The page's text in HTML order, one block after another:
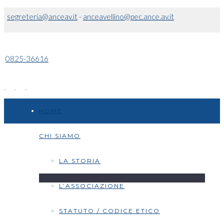
segreteria@anceav.it- anceavellino@pec.ance.av.it
0825-36616
CHI SIAMO
LA STORIA
L’ASSOCIAZIONE
STATUTO / CODICE ETICO